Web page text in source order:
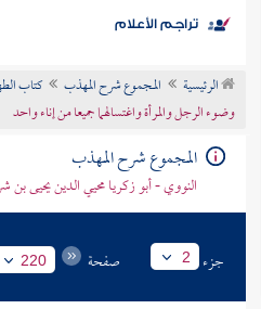
موضوعي
تراجم الأعلام
الرئيسية المجموع شرح المهذب كتاب
وضوء الرجل والمرأة واغتسالهما جميعا من إناء واحد
المجموع شرح المهذب
النووي - أبو زكريا محيي الدين يحيى
جزء 2 صفحة 220